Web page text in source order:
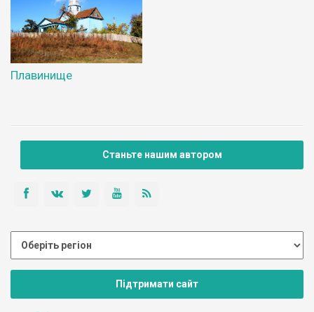
Плавинище
Станьте нашим автором
Підтримати сайт